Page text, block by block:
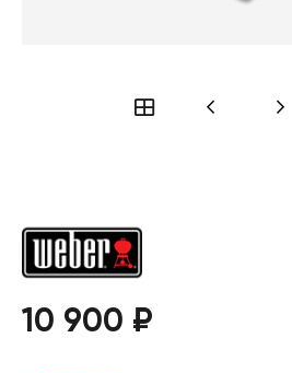
10 900 ₽